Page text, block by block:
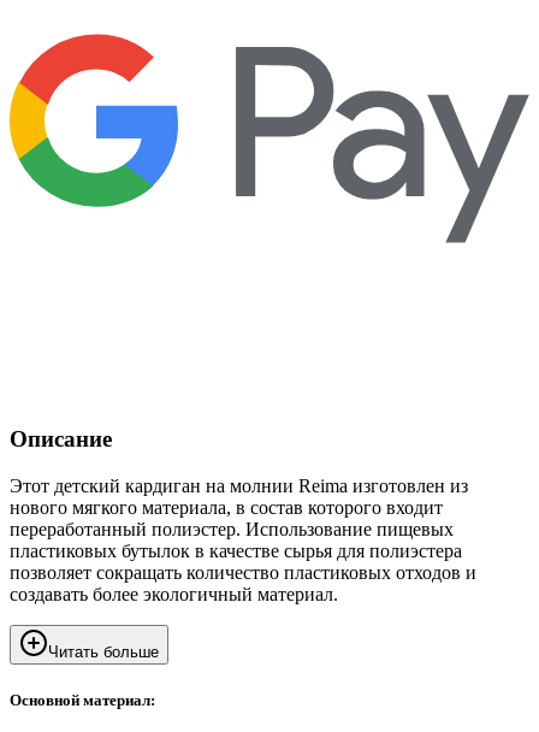
Описание
Этот детский кардиган на молнии Reima изготовлен из
нового мягкого материала, в состав которого входит
переработанный полиэстер. Использование пищевых
пластиковых бутылок в качестве сырья для полиэстера
позволяет сокращать количество пластиковых отходов и
создавать более экологичный материал.
Читать больше
Основной материал: